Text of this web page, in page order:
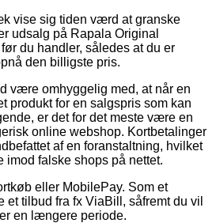
vise sig tiden værd at granske
udsalg på Rapala Original
du handler, således at du er
den billigste pris.
være omhyggelig med, at når en
produkt for en salgspris som kan
er det for det meste være en
online webshop. Kortbetalinger
af en foranstaltning, hvilket
falske shops på nettet.
eller MobilePay. Som et
et tilbud fra fx ViaBill, såfremt du vil
en længere periode.